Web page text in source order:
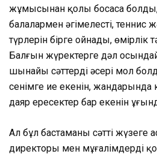
жұмысынан қолы босаса
балалармен әңгімелесті, теннис
түрлерін бірге ойнады, өмірлік
Балғын жүректерге дәл
шынайы сәттердің әсері мол
сенімге ие екенін, жандарында
даяр ересектер бар екенін
Ал бұл бастаманың сәтті жүзеге
директоры мен мұғалімдердің